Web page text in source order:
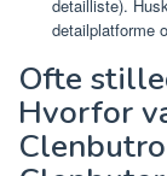
detailliste).
detailplatforme
Ofte
Hvorfor